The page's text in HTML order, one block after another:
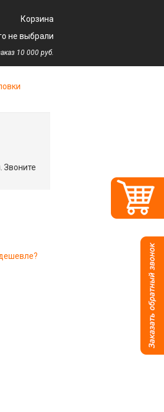
Корзина
не выбрали
10 000 руб.
Звоните